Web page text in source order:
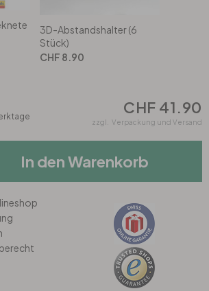
3D-Abstandshalter (6
Stück)
CHF 8.90
CHF 41.90
zzgl. Verpackung und Versand
In den Warenkorb